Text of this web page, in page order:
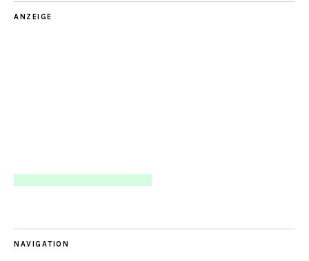
ANZEIGE
NAVIGATION